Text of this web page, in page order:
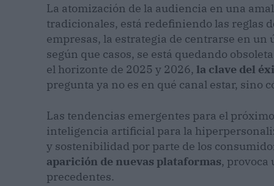
La atomización de la audiencia en una
tradicionales, está redefiniendo las reglas
empresas, la estrategia de centrarse en un
según que casos, se está quedando
el horizonte de 2025 y 2026, la clave del
pregunta ya no es en qué canal estar, sino
Las tendencias emergentes para el
inteligencia artificial para la
y sostenibilidad por parte de los
aparición de nuevas plataformas, provoca
precedentes.